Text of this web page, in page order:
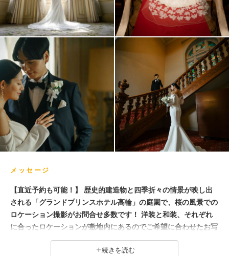
チャペルでの撮影
豊富な色打掛・着物 家族・友人と撮影
歴史的建造物での撮影
衣装の試着
スタジオでの撮影
撮影前の打ち合わせ
事前来店なしで撮影
ヘアメイクリハーサル
メッセージ
【直近予約も可能！】 歴史的建造物と四季折々の情景が映し出
される「グランドプリンスホテル高輪」の庭園で、桜の風景での
ロケーション撮影がお問合せ多数です！ 洋装と和装、それぞれ
に合ったロケーションが敷地内にあるのでご希望に合わせたお写
真をお撮りすることが可能です！ オンライン相談や来店予約も
随時受付中！ご来店いただいた際には撮影場所や、衣装のご見
続きを読む